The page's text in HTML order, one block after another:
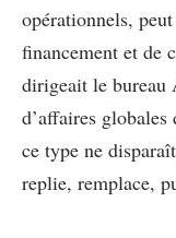
opérationnels,
financement et de
dirigeait le bureau
d’affaires
ce type ne
replie, remplace,